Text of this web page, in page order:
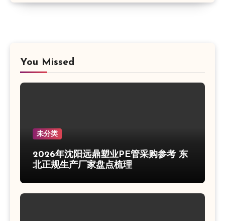
You Missed
未分类
2026年沈阳远鼎塑业PE管采购参考 东
北正规生产厂家盘点梳理